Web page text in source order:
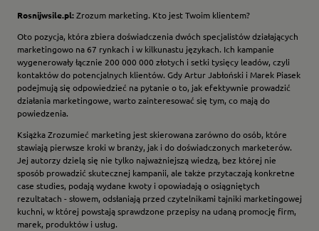
Rosnijwsile.pl:Zrozum marketing. Kto jest Twoim klientem?
Oto pozycja, która zbiera doświadczenia dwóch specjalistów działających
marketingowo na 67 rynkach i w kilkunastu językach. Ich kampanie
wygenerowały łącznie 200 000 000 złotych i setki tysięcy leadów, czyli
kontaktów do potencjalnych klientów. Gdy Artur Jabłoński i Marek Piasek
podejmują się odpowiedzieć na pytanie o to, jak efektywnie prowadzić
działania marketingowe, warto zainteresować się tym, co mają do
powiedzenia.
Książka Zrozumieć marketing jest skierowana zarówno do osób, które
stawiają pierwsze kroki w branży, jak i do doświadczonych marketerów.
Jej autorzy dzielą się nie tylko najważniejszą wiedzą, bez której nie
sposób prowadzić skutecznej kampanii, ale także przytaczają konkretne
case studies, podają wydane kwoty i opowiadają o osiągniętych
rezultatach - słowem, odsłaniają przed czytelnikami tajniki marketingowej
kuchni, w której powstają sprawdzone przepisy na udaną promocję firm,
marek, produktów i usług.